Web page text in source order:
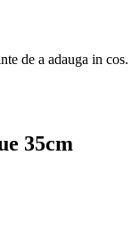
de a adauga in cos.
35cm